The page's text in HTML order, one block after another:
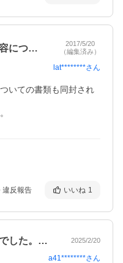
梱包もしっかりしていて、内容についての…
2017/5/20
（編集済み）
lat********さん
いての書類も同封され
違反報告 いいね 1
発送まで迅速で、梱包は丁寧でした。信頼… 2025/2/20
a41********さん